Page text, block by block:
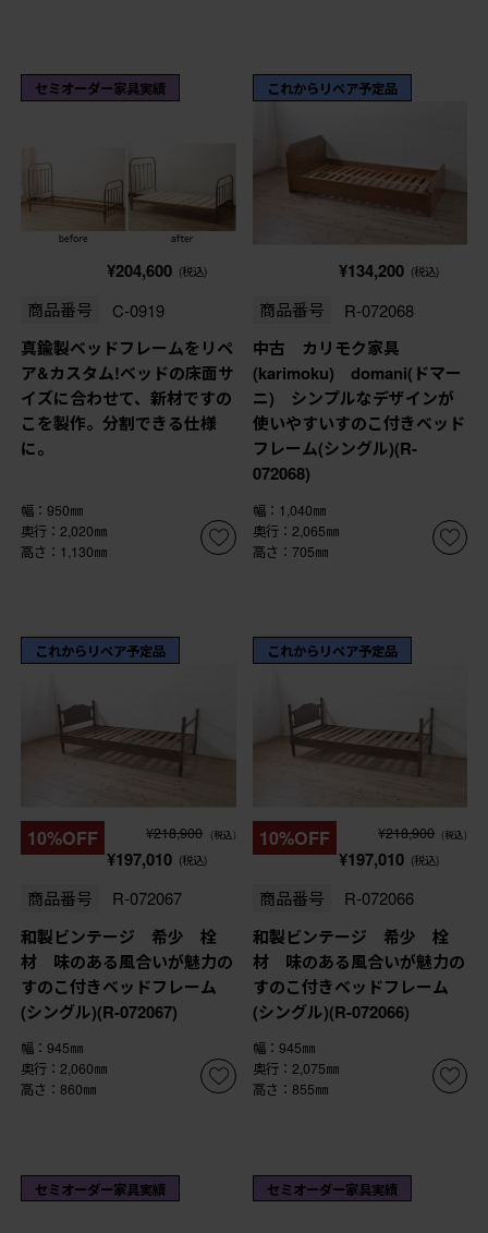
セミオーダー家具実績
¥204,600 (税込)
商品番号 C-0919
真鍮製ベッドフレームをリペ
ア&カスタム!ベッドの床面サ
イズに合わせて、新材ですの
こを製作。分割できる仕様
に。
幅：950㎜
奥行：2,020㎜
高さ：1,130㎜
これからリペア予定品
¥134,200 (税込)
商品番号 R-072068
中古 カリモク家具
(karimoku) domani(ドマー
ニ) シンプルなデザインが
使いやすいすのこ付きベッド
フレーム(シングル)(R-
072068)
幅：1,040㎜
奥行：2,065㎜
高さ：705㎜
これからリペア予定品
10%OFF ¥218,900 (税込)
¥197,010 (税込)
商品番号 R-072067
和製ビンテージ 希少 栓
材 味のある風合いが魅力の
すのこ付きベッドフレーム
(シングル)(R-072067)
幅：945㎜
奥行：2,060㎜
高さ：860㎜
これからリペア予定品
10%OFF ¥218,900 (税込)
¥197,010 (税込)
商品番号 R-072066
和製ビンテージ 希少 栓
材 味のある風合いが魅力の
すのこ付きベッドフレーム
(シングル)(R-072066)
幅：945㎜
奥行：2,075㎜
高さ：855㎜
セミオーダー家具実績 セミオーダー家具実績